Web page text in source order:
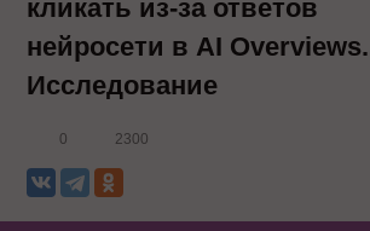
кликать из-за ответов
нейросети в AI Overviews.
Исследование
0 2300